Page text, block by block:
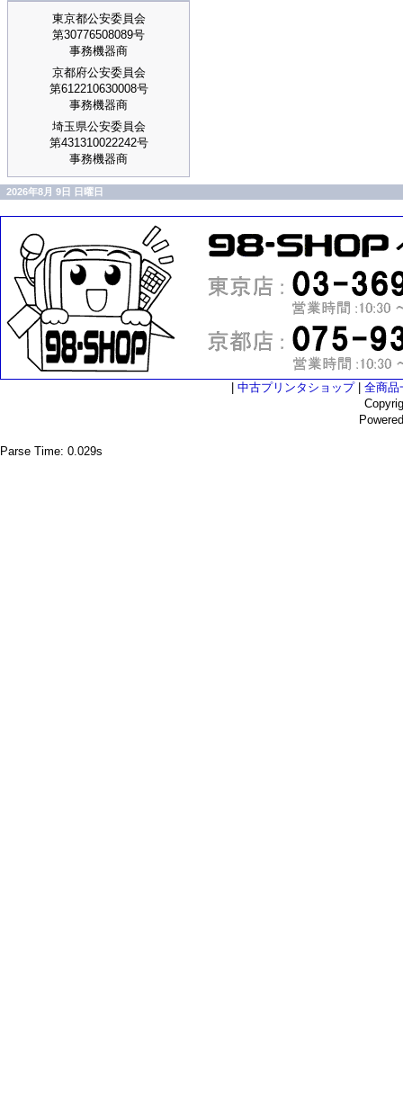
東京都公安委員会
第30776508089号
事務機器商
京都府公安委員会
第612210630008号
事務機器商
埼玉県公安委員会
第431310022242号
事務機器商
2026年8月 9日 日曜日
中古プリンタショップ| 全商品
Parse Time: 0.029s